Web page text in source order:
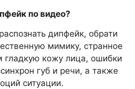
по видео?
дипфейк, обрати
мимику, странное
гладкую кожу лица, ошибки
губ и речи, а также
ситуации.